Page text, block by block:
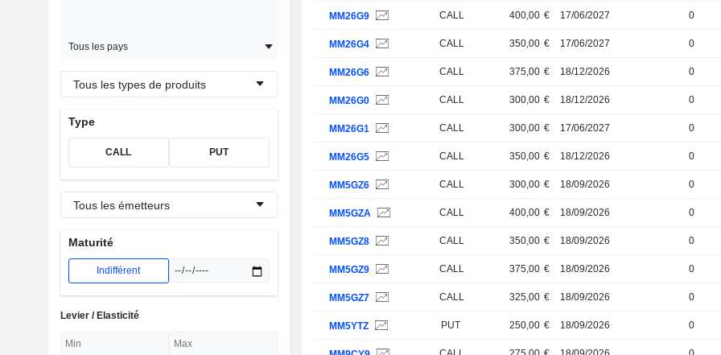
Tous les pays
Tous les types de produits
Type
CALL PUT
Tous les émetteurs
Maturité
Indifférent
Levier / Elasticité
MM26G9 CALL 400,00 € 17/06/2027 0
MM26G4 CALL 350,00 € 17/06/2027 0
MM26G6 CALL 375,00 € 18/12/2026 0
MM26G0 CALL 300,00 € 18/12/2026 0
MM26G1 CALL 300,00 € 17/06/2027 0
MM26G5 CALL 350,00 € 18/12/2026 0
MM5GZ6 CALL 300,00 € 18/09/2026 0
MM5GZA CALL 400,00 € 18/09/2026 0
MM5GZ8 CALL 350,00 € 18/09/2026 0
MM5GZ9 CALL 375,00 € 18/09/2026 0
MM5GZ7 CALL 325,00 € 18/09/2026 0
MM5YTZ PUT 250,00 € 18/09/2026 0